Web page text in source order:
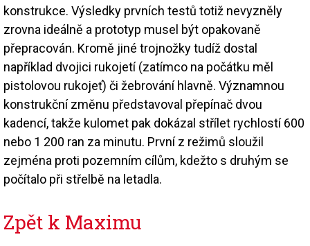
konstrukce. Výsledky prvních testů totiž nevyzněly
zrovna ideálně a prototyp musel být opakovaně
přepracován. Kromě jiné trojnožky tudíž dostal
například dvojici rukojetí (zatímco na počátku měl
pistolovou rukojeť) či žebrování hlavně. Významnou
konstrukční změnu představoval přepínač dvou
kadencí, takže kulomet pak dokázal střílet rychlostí 600
nebo 1 200 ran za minutu. První z režimů sloužil
zejména proti pozemním cílům, kdežto s druhým se
počítalo při střelbě na letadla.
Zpět k Maximu